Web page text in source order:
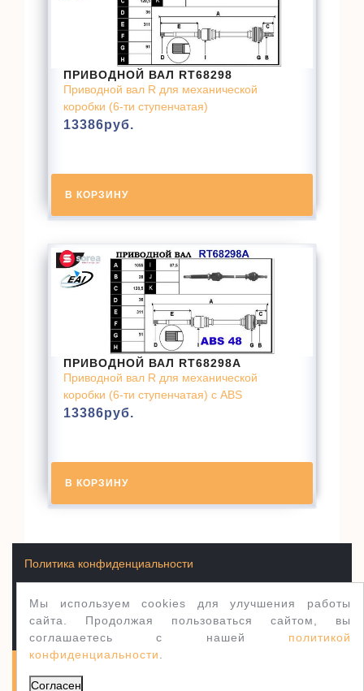
ПРИВОДНОЙ ВАЛ RT68298
Приводной вал R для механической
коробки (6-ти ступенчатая)
13386руб.
В КОРЗИНУ
ПРИВОДНОЙ ВАЛ RT68298A
Приводной вал R для механической
коробки (6-ти ступенчатая) с ABS
13386руб.
В КОРЗИНУ
Мы используем cookies для улучшения работы
сайта. Продолжая пользоваться сайтом, вы
соглашаетесь с нашей политикой
конфиденциальности
Согласен
Условия продажи товаров
Политика конфиденциальности
Полуось.рф 2003-2026